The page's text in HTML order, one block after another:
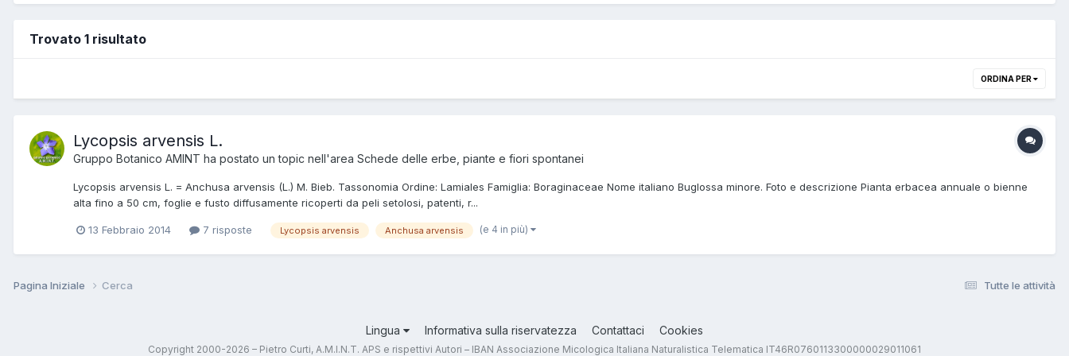
Trovato 1 risultato
ORDINA PER
Lycopsis arvensis L.
Gruppo Botanico AMINT ha postato un topic nell'area Schede delle erbe, piante e fiori spontanei
Lycopsis arvensis L. = Anchusa arvensis (L.) M. Bieb. Tassonomia Ordine: Lamiales Famiglia: Boraginaceae Nome italiano Buglossa minore. Foto e descrizione Pianta erbacea annuale o bienne
alta fino a 50 cm, foglie e fusto diffusamente ricoperti da peli setolosi, patenti, r...
13 Febbraio 2014 7 risposte Lycopsis arvensis Anchusa arvensis (e 4 in più)
Tutte le attività
Pagina Iniziale Cerca
Lingua Informativa sulla riservatezza Contattaci Cookies
Copyright 2000-2026 – Pietro Curti, A.M.I.N.T. APS e rispettivi Autori – IBAN Associazione Micologica Italiana Naturalistica Telematica IT46R0760113300000029011061